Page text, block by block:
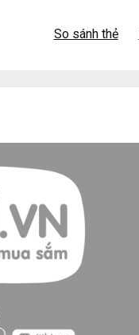
So sánh thẻ